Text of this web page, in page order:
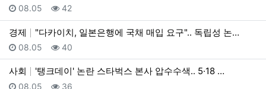
등록일
08.05 조회
42
경제 "다카이치, 일본은행에 국채 매입 요구".. 독립성 논…
등록일
08.05 조회
40
사회 '탱크데이' 논란 스타벅스 본사 압수수색.. 5·18 …
등록일
08.05 조회
36